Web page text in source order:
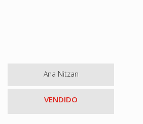
Ana Nitzan
VENDIDO